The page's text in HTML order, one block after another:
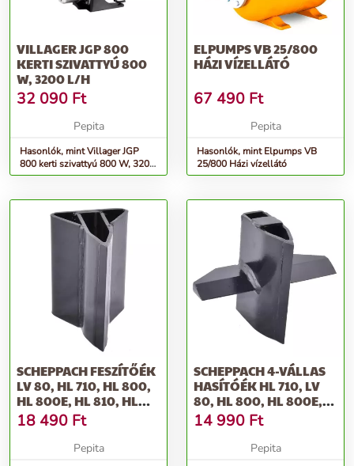
VILLAGER JGP 800
KERTI SZIVATTYÚ 800
W, 3200 L/H
32 090 Ft
Pepita
Hasonlók, mint Villager JGP
800 kerti szivattyú 800 W, 3200
l/h
ELPUMPS VB 25/800
HÁZI VÍZELLÁTÓ
67 490 Ft
Pepita
Hasonlók, mint Elpumps VB
25/800 Házi vízellátó
SCHEPPACH FESZÍTŐÉK
LV 80, HL 710, HL 800,
HL 800E, HL 810, HL
81...
18 490 Ft
Pepita
SCHEPPACH 4-VÁLLAS
HASÍTÓÉK HL 710, LV
80, HL 800, HL 800E,
HL 81...
14 990 Ft
Pepita